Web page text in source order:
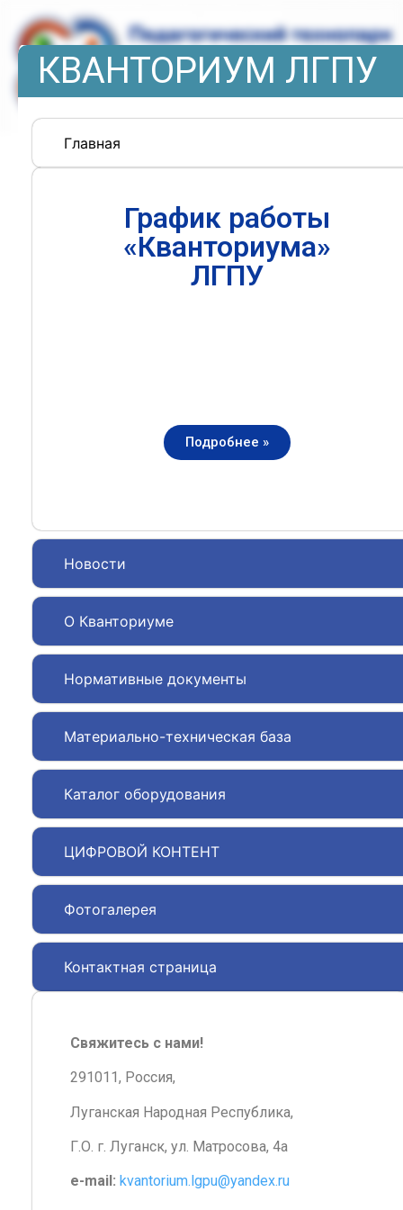
КВАНТОРИУМ ЛГПУ
Главная
Новости
О Кванториуме
Нормативные документы
Материально-техническая база
Каталог оборудования
ЦИФРОВОЙ КОНТЕНТ
Фотогалерея
Контактная страница
График работы
«Кванториума»
ЛГПУ
Подробнее »
Свяжитесь с нами!
291011, Россия,
Луганская Народная Республика,
Г.О. г. Луганск, ул. Матросова, 4а
e-mail: kvantorium.lgpu@yandex.ru